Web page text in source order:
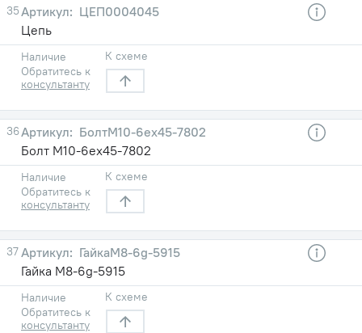
35
ЦЕП0004045
Цепь
Наличие
Обратитесь к
консультанту
К схеме
36
БолтМ10-6eх45-7802
Болт М10-6eх45-7802
Наличие
Обратитесь к
консультанту
К схеме
37
ГайкаМ8-6g-5915
Гайка М8-6g-5915
Наличие
Обратитесь к
консультанту
К схеме